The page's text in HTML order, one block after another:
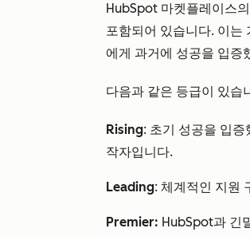
HubSpot 마켓플레이스
포함되어 있습니다. 이는
에게 과거에 성공을 입증
다음과 같은 등급이 있습
Rising: 초기 성공을 입
작자입니다.
Leading: 체계적인 지원
Premier: HubSpot과 긴